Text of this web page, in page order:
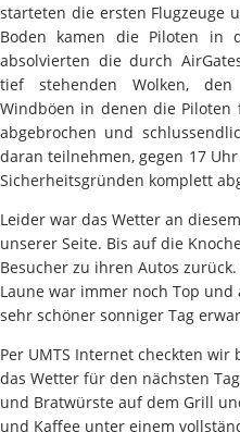
starteten die ersten Flugzeuge
Boden kamen die Piloten in
absolvierten die durch
tief stehenden Wolken,
Windböen in denen die Piloten
abgebrochen und
daran teilnehmen, gegen 17
Sicherheitsgründen komplett
Leider war das Wetter an
unserer Seite. Bis auf die
Besucher zu ihren Autos
Laune war immer noch Top
sehr schöner sonniger Tag
Per UMTS Internet checkten
das Wetter für den nächsten
und Bratwürste auf dem Grill
und Kaffee unter einem